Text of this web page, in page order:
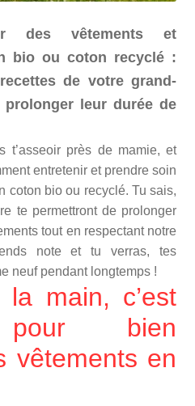
des vêtements et
bio ou coton recyclé :
de votre grand-
prolonger leur durée de
t’asseoir près de mamie, et
entretenir et prendre soin
coton bio ou recyclé. Tu sais,
te permettront de prolonger
tout en respectant notre
note et tu verras, tes
neuf pendant longtemps !
main, c’est
pour bien
vêtements en